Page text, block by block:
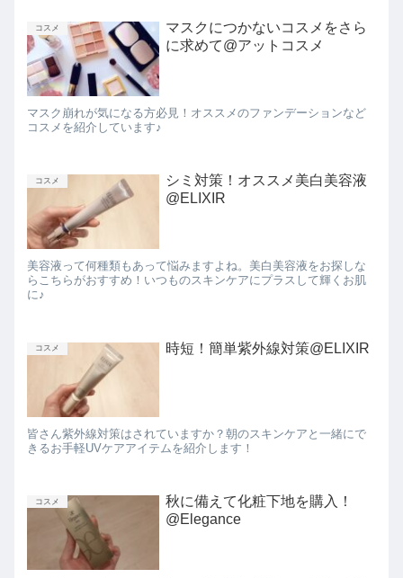
コスメ
マスクにつかないコスメをさら
に求めて@アットコスメ
マスク崩れが気になる方必見！オススメのファンデーションなど
コスメを紹介しています♪
コスメ
シミ対策！オススメ美白美容液
@ELIXIR
美容液って何種類もあって悩みますよね。美白美容液をお探しな
らこちらがおすすめ！いつものスキンケアにプラスして輝くお肌
に♪
コスメ 時短！簡単紫外線対策@ELIXIR
皆さん紫外線対策はされていますか？朝のスキンケアと一緒にで
きるお手軽UVケアアイテムを紹介します！
コスメ
秋に備えて化粧下地を購入！
@Elegance